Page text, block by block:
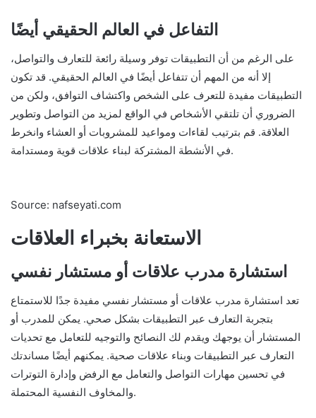
التفاعل في العالم الحقيقي أيضًا
على الرغم من أن التطبيقات توفر وسيلة رائعة للتعارف والتواصل،
إلا أنه من المهم أن تتفاعل أيضًا في العالم الحقيقي. قد تكون
التطبيقات مفيدة للتعرف على الشخص واكتشاف التوافق، ولكن من
الضروري أن تلتقي الأشخاص في الواقع لمزيد من التواصل وتطوير
العلاقة. قم بترتيب لقاءات ومواعيد للمشروبات أو العشاء وانخرط
في الأنشطة المشتركة لبناء علاقات قوية ومستدامة.
Source: nafseyati.com
الاستعانة بخبراء العلاقات
استشارة مدرب علاقات أو مستشار نفسي
تعد استشارة مدرب علاقات أو مستشار نفسي مفيدة جدًا للاستمتاع
بتجربة التعارف عبر التطبيقات بشكل صحي. يمكن للمدرب أو
المستشار أن يوجهك ويقدم لك النصائح والتوجيه للتعامل مع تحديات
التعارف عبر التطبيقات وبناء علاقات صحية. يمكنهم أيضًا مساندتك
في تحسين مهارات التواصل والتعامل مع الرفض وإدارة التوترات
والمخاوف النفسية المحتملة.